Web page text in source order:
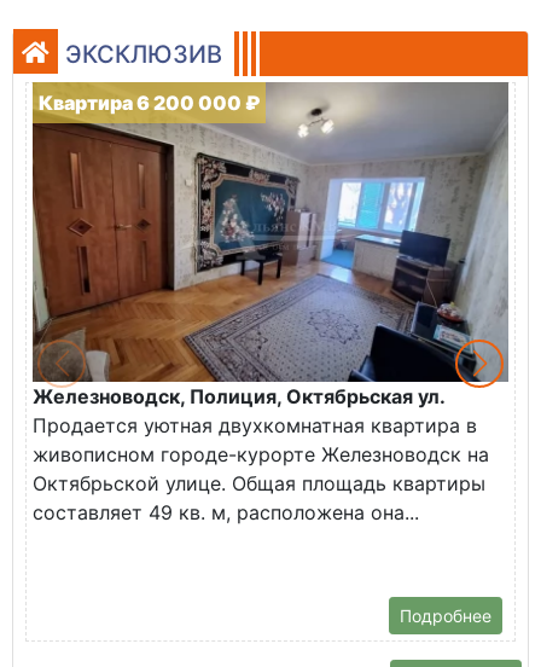
ЭКСКЛЮЗИВ
Квартира 6 200 000 ₽
Железноводск, Полиция, Октябрьская ул.
Продается уютная двухкомнатная квартира в
живописном городе-курорте Железноводск на
Октябрьской улице. Общая площадь квартиры
составляет 49 кв. м, расположена она...
Подробнее